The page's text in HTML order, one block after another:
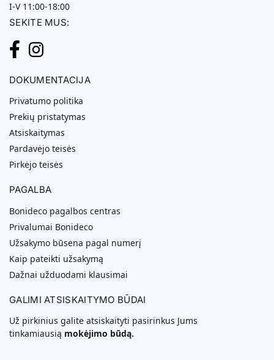
I-V 11:00-18:00
SEKITE MUS:
DOKUMENTACIJA
Privatumo politika
Prekių pristatymas
Atsiskaitymas
Pardavėjo teisės
Pirkėjo teisės
PAGALBA
Bonideco pagalbos centras
Privalumai Bonideco
Užsakymo būsena pagal numerį
Kaip pateikti užsakymą
Dažnai užduodami klausimai
GALIMI ATSISKAITYMO BŪDAI
Už pirkinius galite atsiskaityti pasirinkus Jums
tinkamiausią mokėjimo būdą.